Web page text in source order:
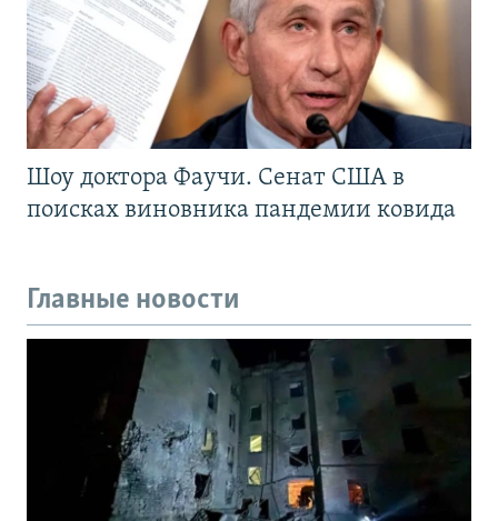
Шоу доктора Фаучи. Сенат США в
поисках виновника пандемии ковида
Главные новости